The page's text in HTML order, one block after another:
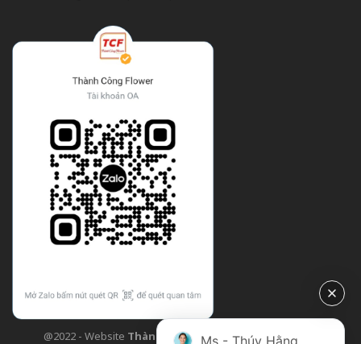
@2022 - Website Thành Công Flower| Design bởi
Ms - Thúy Hằng